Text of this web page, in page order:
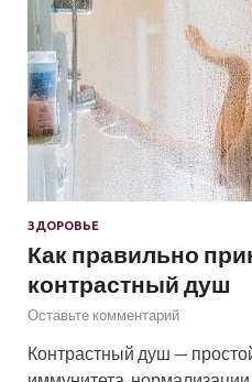
ЗДОРОВЬЕ
Как правильно
контрастный душ
Оставьте комментарий
Контрастный душ —